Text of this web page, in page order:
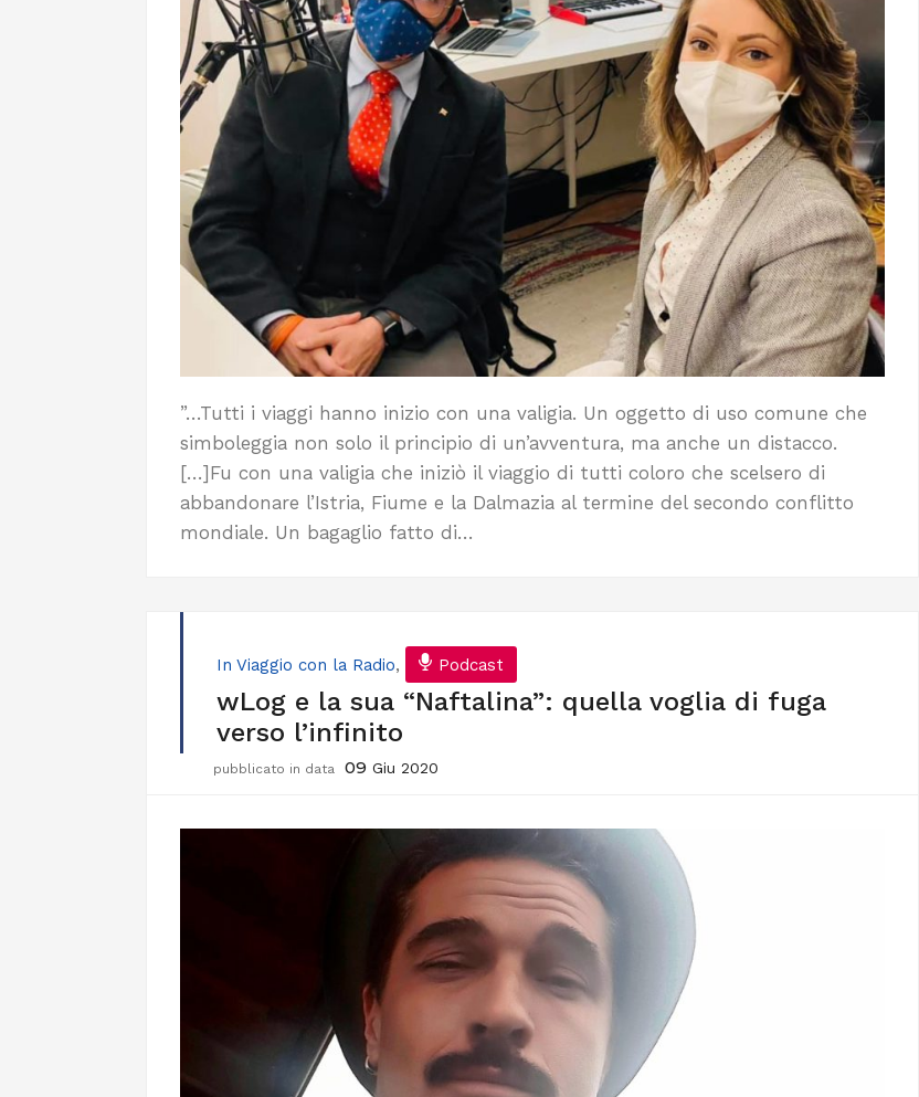
”…Tutti i viaggi hanno inizio con una valigia. Un oggetto di uso comune che
simboleggia non solo il principio di un’avventura, ma anche un distacco.
[…]Fu con una valigia che iniziò il viaggio di tutti coloro che scelsero di
abbandonare l’Istria, Fiume e la Dalmazia al termine del secondo conflitto
mondiale. Un bagaglio fatto di…
In Viaggio con la Radio, Podcast
wLog e la sua “Naftalina”: quella voglia di fuga
verso l’infinito
pubblicato in data 09 Giu 2020